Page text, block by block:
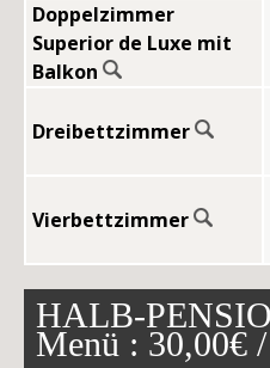
Doppelzimmer
Superior de Luxe mit
Balkon
Dreibettzimmer
Vierbettzimmer
HALB-
Menü : 30,00€